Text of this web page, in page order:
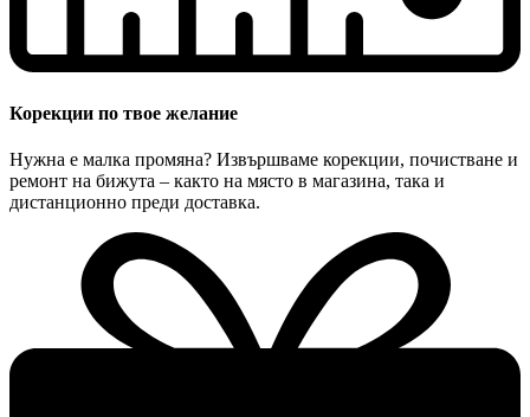
Корекции по твое желание
Нужна е малка промяна? Извършваме корекции, почистване и
ремонт на бижута – както на място в магазина, така и
дистанционно преди доставка.